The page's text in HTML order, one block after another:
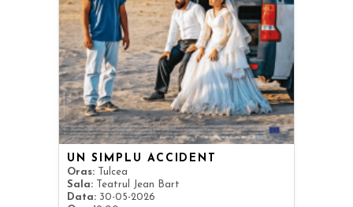
UN SIMPLU ACCIDENT
Oras: Tulcea
Sala: Teatrul Jean Bart
Data: 30-05-2026